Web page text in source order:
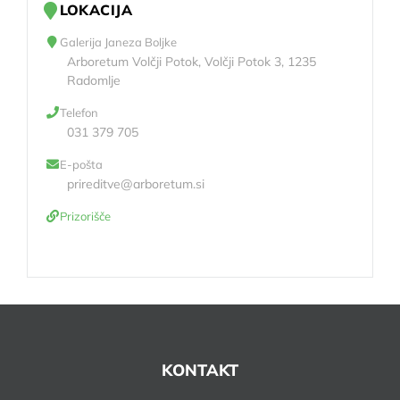
LOKACIJA
Galerija Janeza Boljke
Arboretum Volčji Potok, Volčji Potok 3, 1235
Radomlje
Telefon
031 379 705
E-pošta
prireditve@arboretum.si
Prizorišče
KONTAKT